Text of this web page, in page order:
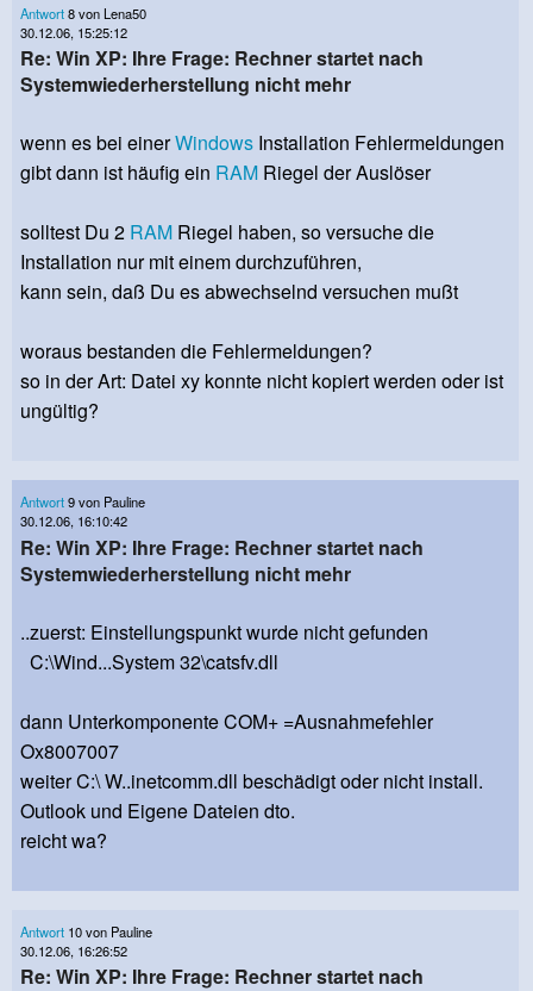
Antwort8 von Lena50
30.12.06, 15:25:12
Re: Win XP: Ihre Frage: Rechner startet nach
Systemwiederherstellung nicht mehr
wenn es bei einerWindows Installation Fehlermeldungen
gibt dann ist häufig ein RAM Riegel der Auslöser
solltest Du 2 RAM Riegel haben, so versuche die
Installation nur mit einem durchzuführen,
kann sein, daß Du es abwechselnd versuchen mußt
woraus bestanden die Fehlermeldungen?
so in der Art: Datei xy konnte nicht kopiert werden oder ist
ungültig?
Antwort9 von Pauline
30.12.06, 16:10:42
Re: Win XP: Ihre Frage: Rechner startet nach
Systemwiederherstellung nicht mehr
..zuerst: Einstellungspunkt wurde nicht gefunden
C:\Wind...System 32\catsfv.dll
dann Unterkomponente COM+ =Ausnahmefehler
Ox8007007
weiter C:\ W..inetcomm.dll beschädigt oder nicht install.
Outlook und Eigene Dateien dto.
reicht wa?
Antwort 10 von Pauline
30.12.06, 16:26:52
Re: Win XP: Ihre Frage: Rechner startet nach